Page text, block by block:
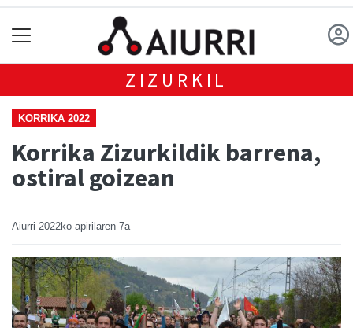
ZIZURKIL
KORRIKA 2022
Korrika Zizurkildik barrena,
ostiral goizean
Aiurri 2022ko apirilaren 7a